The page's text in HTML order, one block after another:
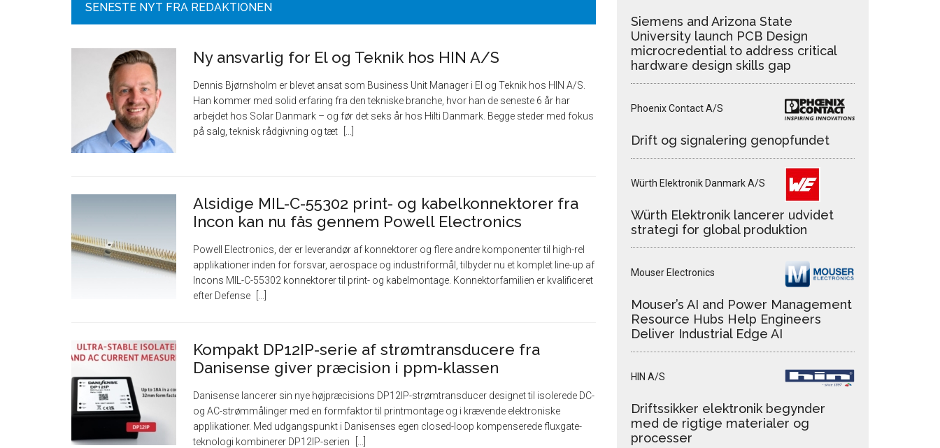
SENESTE NYT FRA REDAKTIONEN
Ny ansvarlig for El og Teknik hos HIN A/S
Dennis Bjørnsholm er blevet ansat som Business Unit Manager i El og Teknik hos HIN A/S.
Han kommer med solid erfaring fra den tekniske branche, hvor han de seneste 6 år har
arbejdet hos Solar Danmark – og før det seks år hos Hilti Danmark. Begge steder med fokus
på salg, teknisk rådgivning og tæt
Alsidige MIL-C-55302 print- og kabelkonnektorer fra
Incon kan nu fås gennem Powell Electronics
Powell Electronics, der er leverandør af konnektorer og flere andre komponenter til high-rel
applikationer inden for forsvar, aerospace og industriformål, tilbyder nu et komplet line-up af
Incons MIL-C-55302 konnektorer til print- og kabelmontage. Konnektorfamilien er kvalificeret
efter Defense
Kompakt DP12IP-serie af strømtransducere fra
Danisense giver præcision i ppm-klassen
Danisense lancerer sin nye højpræcisions DP12IP-strømtransducer designet til isolerede DC-
og AC-strømmålinger med en formfaktor til printmontage og i krævende elektroniske
applikationer. Med udgangspunkt i Danisenses egen closed-loop kompenserede fluxgate-
teknologi kombinerer DP12IP-serien
Siemens and Arizona State
University launch PCB Design
microcredential to address critical
hardware design skills gap
Phoenix Contact A/S
Drift og signalering genopfundet
Würth Elektronik Danmark A/S
Würth Elektronik lancerer udvidet
strategi for global produktion
Mouser Electronics
Mouser’s AI and Power Management
Resource Hubs Help Engineers
Deliver Industrial Edge AI
HIN A/S
Driftssikker elektronik begynder
med de rigtige materialer og
processer